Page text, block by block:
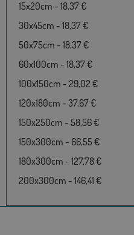
15x20cm - 18,37 €
30x45cm - 18,37 €
50x75cm - 18,37 €
60x100cm - 18,37 €
100x150cm - 29,02 €
120x180cm - 37,67 €
150x250cm - 58,56 €
150x300cm - 66,55 €
180x300cm - 127,78 €
200x300cm - 146,41 €